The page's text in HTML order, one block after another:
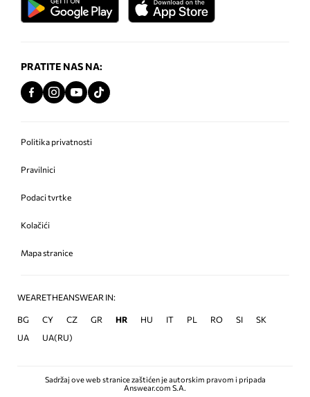
PRATITE NAS NA:
Politika privatnosti
Pravilnici
Podaci tvrtke
Kolačići
Mapa stranice
WEARETHEANSWEAR IN:
BG CY CZ GR HR HU IT PL RO SI
SK
UA
UA(RU)
Sadržaj ove web stranice zaštićen je autorskim pravom i pripada
Answear.com S.A.